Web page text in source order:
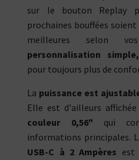
sur le bouton Replay
prochaines bouffées
meilleures selon
personnalisation
pour toujours plus de
La puissance est
Elle est d'ailleurs
couleur 0,56" qui
informations principales.
USB-C à 2 Ampères est